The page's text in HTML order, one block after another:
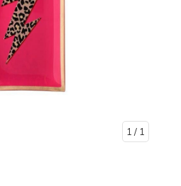
1 / 1